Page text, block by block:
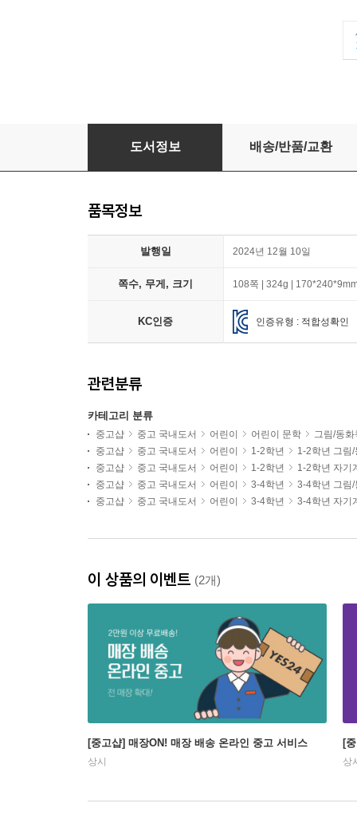
달라서 빛나
도서정보 배송/반품/교환
품목정보
발행일 2024년 12월 10일
쪽수, 무게, 크기 108쪽 | 324g |
KC인증 인증유형 : 적합성확인
관련분류
카테고리 분류
중고샵 중고 국내도서 어린이 어린이 문학
그림/동화
중고샵
중고 국내도서 어린이 1-2학년
1-2학년 그림
중고샵
중고 국내도서 어린이 1-2학년
1-2학년 자기
중고샵
중고 국내도서 어린이 3-4학년
3-4학년 그림/
중고샵
중고 국내도서 어린이 3-4학년 3-4학년 자기
이 상품의 이벤트 (2개)
[중고샵] 매장ON! 매장 배송 온라인 중고 서비스
상시
[
상